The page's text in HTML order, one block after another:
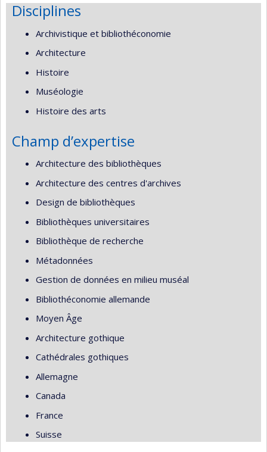
Disciplines
Archivistique et bibliothéconomie
Architecture
Histoire
Muséologie
Histoire des arts
Champ d’expertise
Architecture des bibliothèques
Architecture des centres d'archives
Design de bibliothèques
Bibliothèques universitaires
Bibliothèque de recherche
Métadonnées
Gestion de données en milieu muséal
Bibliothéconomie allemande
Moyen Âge
Architecture gothique
Cathédrales gothiques
Allemagne
Canada
France
Suisse